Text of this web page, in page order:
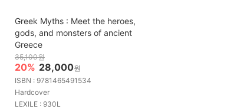
Greek Myths : Meet the heroes,
gods, and monsters of ancient
Greece
35,100원
20% 28,000원
ISBN : 9781465491534
Hardcover
LEXILE : 930L